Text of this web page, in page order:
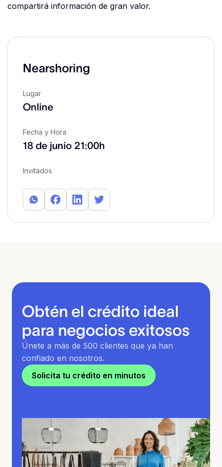
compartirá información de gran valor.
Nearshoring
Lugar
Online
Fecha y Hora
18 de junio 21:00h
Invitados
Obtén el crédito ideal
para negocios exitosos
Únete a más de 500 clientes que ya han
confiado en nosotros.
Solicita tu crédito en minutos